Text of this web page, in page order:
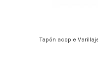
Tapón acople